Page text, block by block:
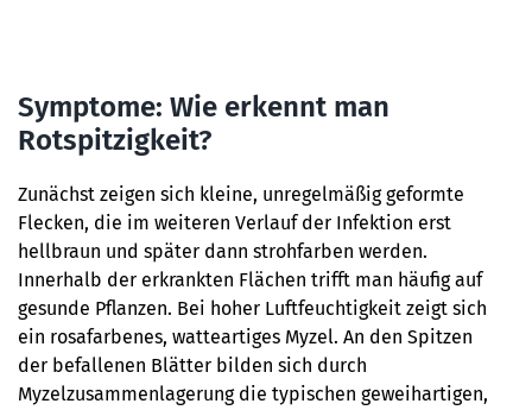
Symptome: Wie erkennt man
Rotspitzigkeit?
Zunächst zeigen sich kleine, unregelmäßig geformte
Flecken, die im weiteren Verlauf der Infektion erst
hellbraun und später dann strohfarben werden.
Innerhalb der erkrankten Flächen trifft man häufig auf
gesunde Pflanzen. Bei hoher Luftfeuchtigkeit zeigt sich
ein rosafarbenes, watteartiges Myzel. An den Spitzen
der befallenen Blätter bilden sich durch
Myzelzusammenlagerung die typischen geweihartigen,